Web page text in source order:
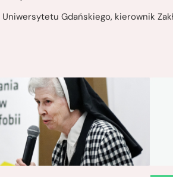
Gdańskiego, kierownik